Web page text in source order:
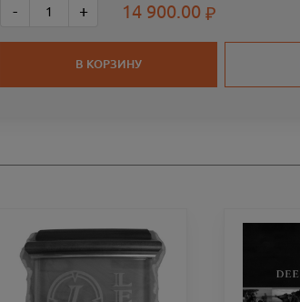
- + 14 900.00
В КОРЗИНУ